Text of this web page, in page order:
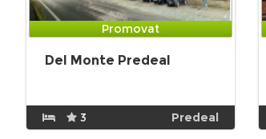
Promovat
Del Monte Predeal
3 Predeal